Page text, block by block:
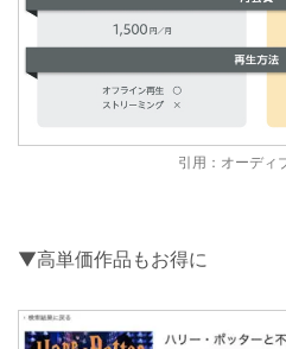
引用：オーディ
▼高単価作品もお得に